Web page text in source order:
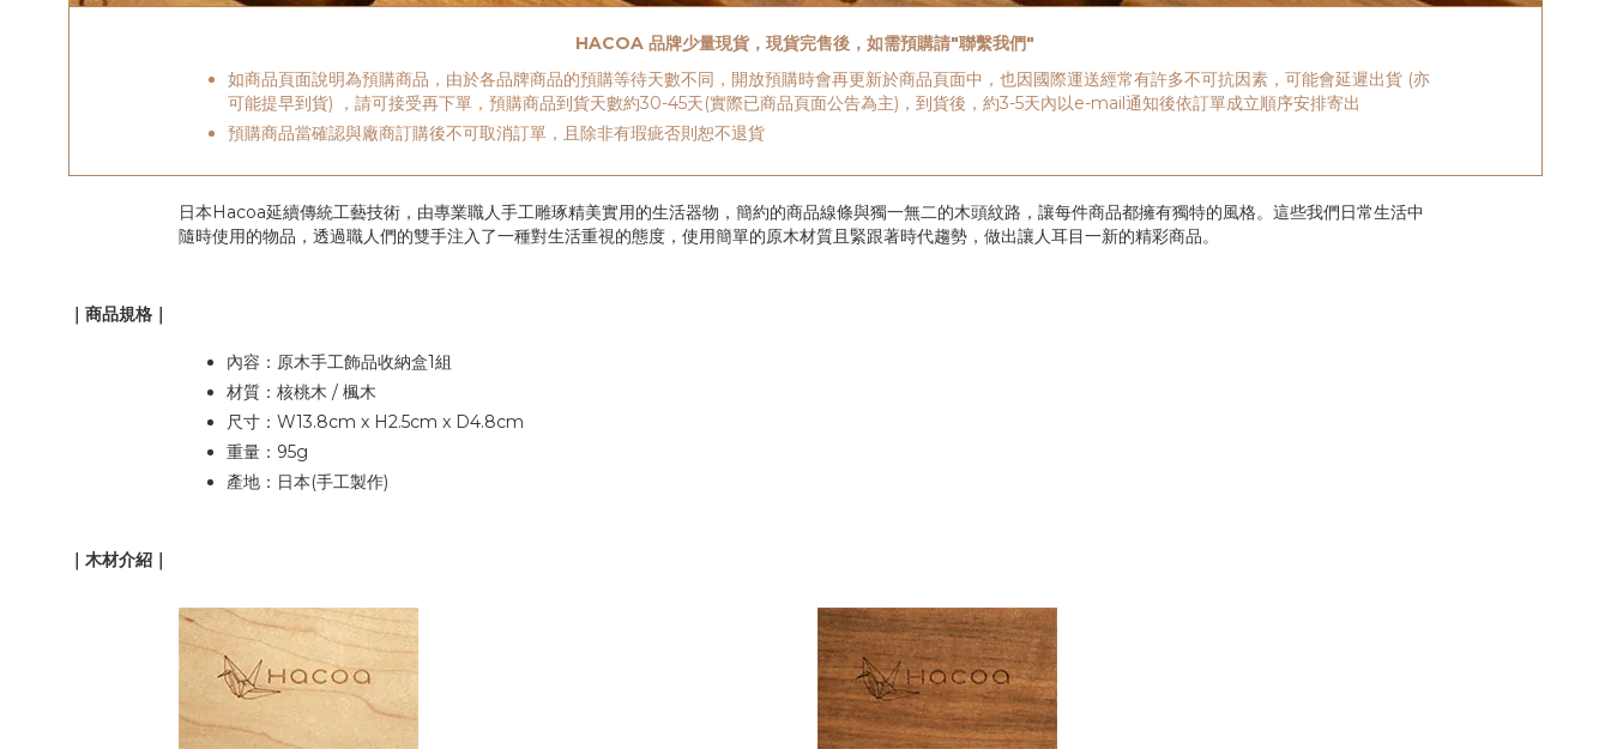
HACOA 品牌少量現貨，現貨完售後，如需預購請"聯繫我們"
如商品頁面說明為預購商品，由於各品牌商品的預購等待天數不同，開放預購時會再更新於商品頁面中，也因國際運送經常有許多不可抗因素，可能會延遲出貨 (亦
可能提早到貨) ，請可接受再下單，預購商品到貨天數約30-45天(實際已商品頁面公告為主)，到貨後，約3-5天內以e-mail通知後依訂單成立順序安排寄出
預購商品當確認與廠商訂購後不可取消訂單，且除非有瑕疵否則恕不退貨
日本Hacoa延續傳統工藝技術，由專業職人手工雕琢精美實用的生活器物，簡約的商品線條與獨一無二的木頭紋路，讓每件商品都擁有獨特的風格。這些我們日常生活中
隨時使用的物品，透過職人們的雙手注入了一種對生活重視的態度，使用簡單的原木材質且緊跟著時代趨勢，做出讓人耳目一新的精彩商品。
｜商品規格｜
內容：原木手工飾品收納盒1組
材質：核桃木 / 楓木
尺寸：W13.8cm x H2.5cm x D4.8cm
重量：95g
產地：日本(手工製作)
｜木材介紹｜